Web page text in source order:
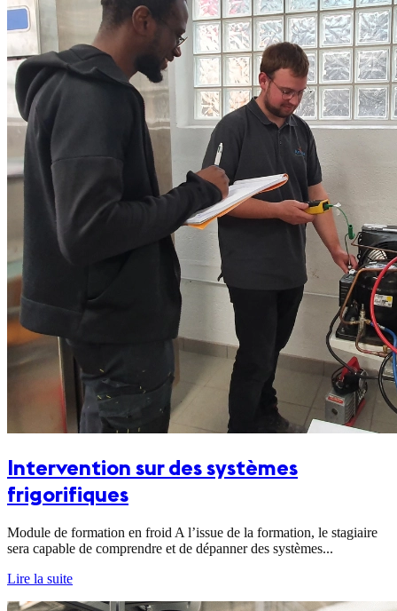
Intervention sur des systèmes
frigorifiques
Module de formation en froid A l’issue de la formation, le stagiaire
sera capable de comprendre et de dépanner des systèmes...
Lire la suite